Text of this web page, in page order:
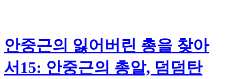
안중근의 잃어버린 총을 찾아
서15: 안중근의 총알, 덤덤탄